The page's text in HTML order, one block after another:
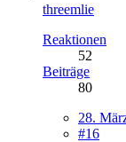
threemlie
Reaktionen
52
Beiträge
80
28.
#16